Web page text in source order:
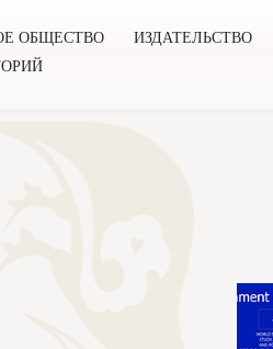
ОБЩЕСТВО ИЗДАТЕЛЬСТВО